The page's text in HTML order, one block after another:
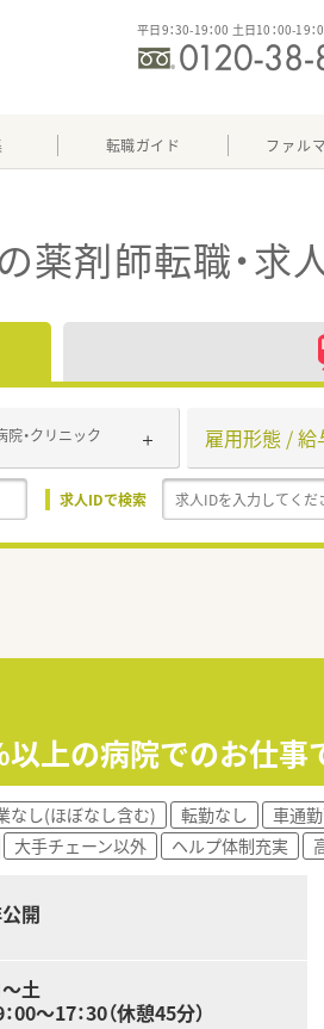
平日9：30-19：00 土日10：00-19：
転職ガイド ファル
の薬剤師転職・求
院・クリニック 雇用形態 / 給
求人IDで検索
上の病院でのお仕事
なし(ほぼなし含む) 転勤なし 車通
大手チェーン以外 ヘルプ体制充実
開
土
00～17：30（休憩45分）